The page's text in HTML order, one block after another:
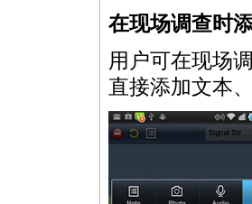
在现场调查时
用户可在现场
直接添加文本